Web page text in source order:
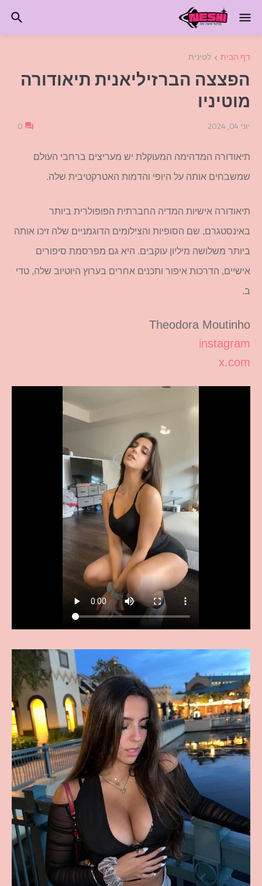
דף הבית לטינית
הפצצה הברזיליאנית תיאודורה
מוטיניו
יוני 04, 2024 0
תיאודורה המדהימה המעוקלת יש מעריצים ברחבי העולם
שמשבחים אותה על היופי והדמות האטרקטיבית שלה.
תיאודורה אישיות המדיה החברתית הפופולרית ביותר
באינסטגרם, שם הסופיות והצילומים הדוגמניים שלה זיכו אותה
ביותר משלושה מיליון עוקבים. היא גם מפרסמת סיפורים
אישיים, הדרכות איפור ותכנים אחרים בערוץ היוטיוב שלה, טדי
ב.
Theodora Moutinho
instagram
x.com